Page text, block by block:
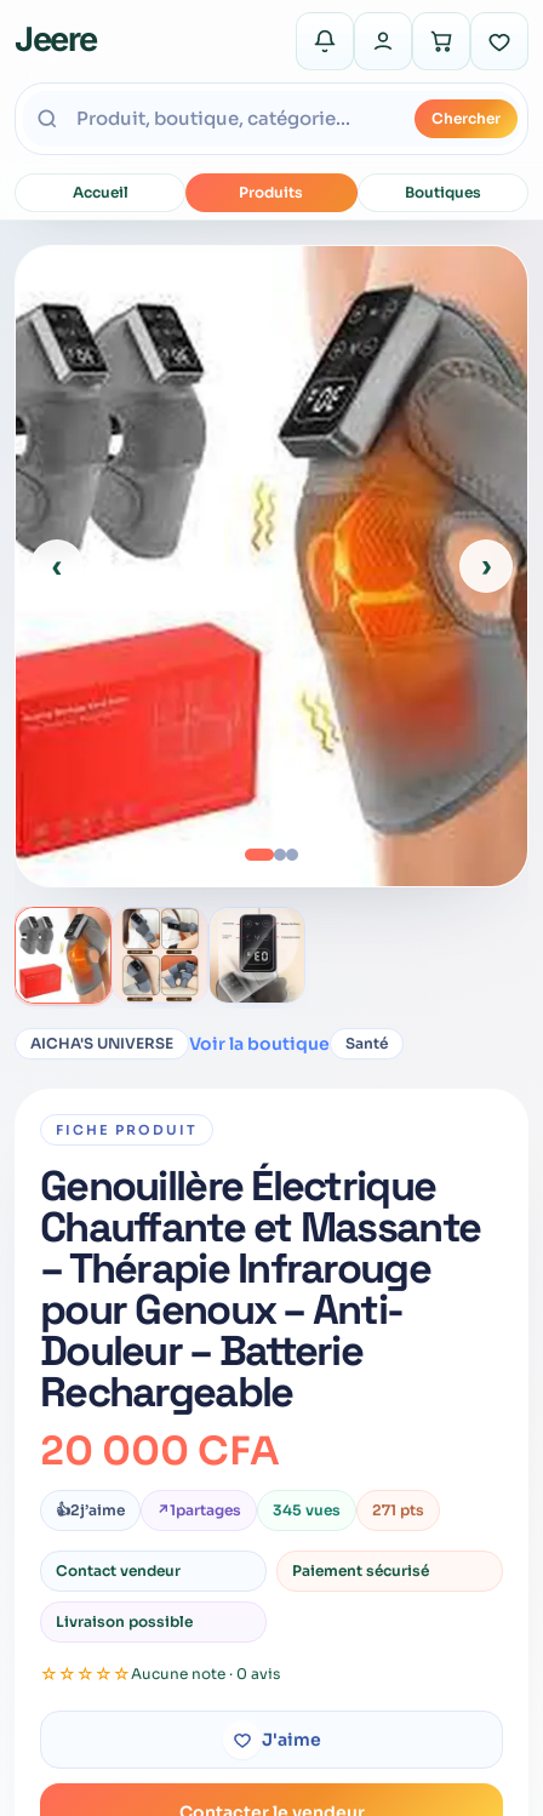
Jeere
Chercher
Accueil Produits Boutiques
‹ ›
AICHA'S UNIVERSE Voir la boutique Santé
FICHE PRODUIT
Genouillère Électrique
Chauffante et Massante
– Thérapie Infrarouge
pour Genoux – Anti-
Douleur – Batterie
Rechargeable
20 000 CFA
👍2j’aime ↗1partages 345 vues 271 pts
Contact vendeur Paiement sécurisé
Livraison possible
☆☆☆☆☆Aucune note · 0 avis
J'aime